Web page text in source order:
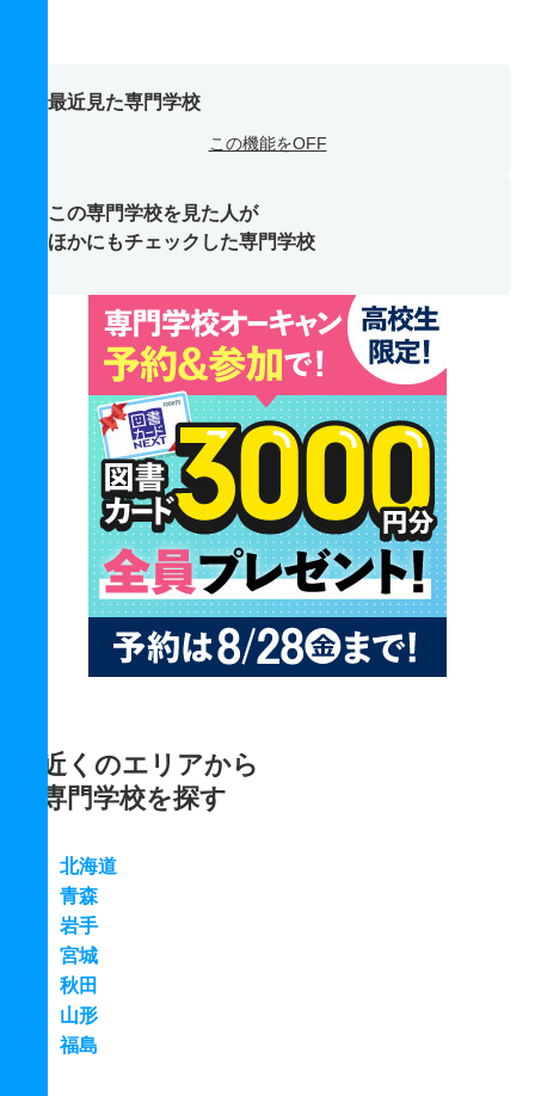
最近見た専門学校
この機能をOFF
この専門学校を見た人が
ほかにもチェックした専門学校
近くのエリアから
専門学校を探す
北海道
青森
岩手
宮城
秋田
山形
福島